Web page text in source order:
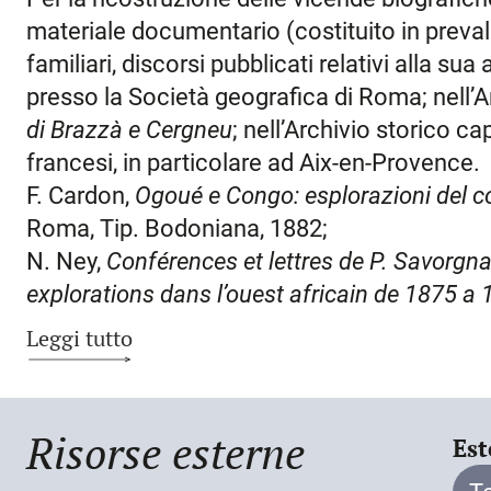
che egli aveva cercato in ogni forma di
Brazzaville. In famiglia aveva respirato il
sconosciute. Si racconta che a soli otto
nella carta dell’Africa, che si trovava nella
dall’idea di scoprirla. La famiglia di S.
anni, frequentando il Collegio Romano
Angelo Secchi, gli confidò le proprie
letture di viaggio, di raggiungere la foce del
sterminato Paese africano sconosciuto.
Louis de Montaignac, ambasciatore
di Napoleone III a Civitavecchia. S. poté
un’educazione rigorosa e solida,
materie scientifiche. Nel 1868 sostenne e
Scuola navale di Brest. Le lettere
materiale documentario (costituito in
familiari, discorsi pubblicati relativi alla sua
presso la Società geografica di Roma;
di Brazzà e Cergneu; nell’Archivio storico
francesi, in particolare ad Aix-en-Provence.
F. Cardon, Ogoué e Congo: esplorazioni del
Roma, Tip. Bodoniana, 1882;
N. Ney, Conférences et lettres de P.
explorations dans l’ouest africain de 1875 a
G. Savorgnan di Brazzà Cergneu,
famiglia, Udine, Del Bianco, 1907;
G. Brousseau,Souvenirs de la mission
A. Tosi,Pietro Savorgnan di Brazzà
,
Leggi tutto
Risorse esterne